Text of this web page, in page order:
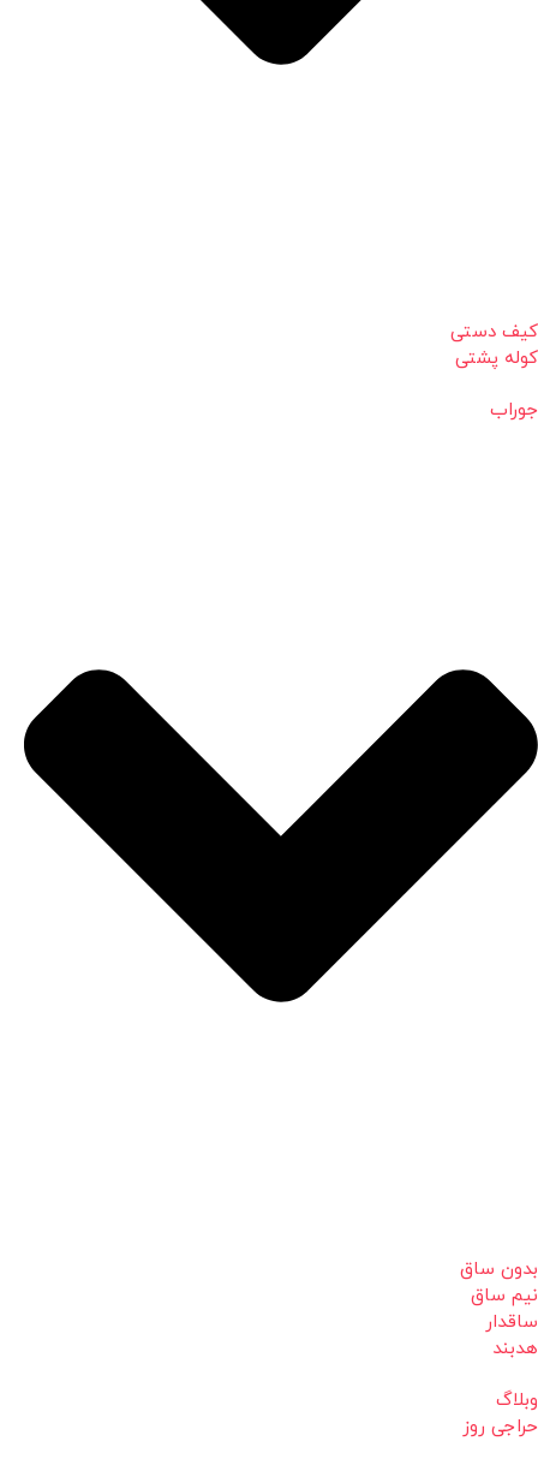
کیف دستی
کوله پشتی
جوراب
بدون ساق
نیم ساق
ساقدار
هدبند
وبلاگ
حراجی روز